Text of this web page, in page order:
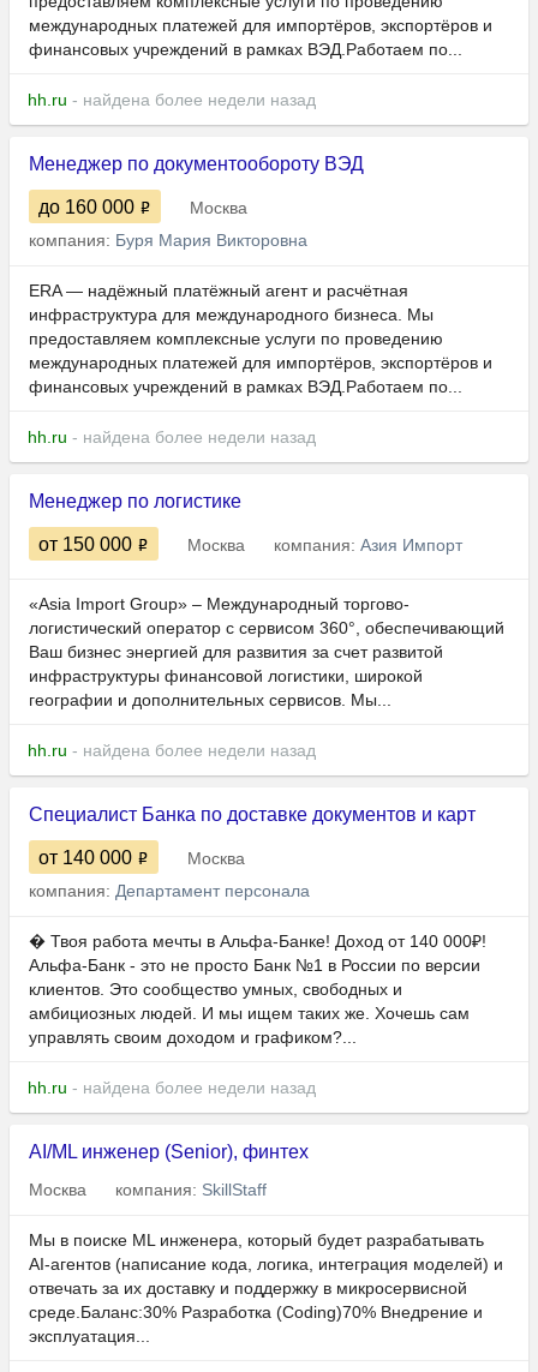
международных платежей для импортёров, экспортёров и
финансовых учреждений в рамках ВЭД.Работаем по...
hh.ru - найдена более недели назад
Менеджер по документообороту ВЭД
до 160 000
Москва
компания: Буря Мария Викторовна
ERA — надёжный платёжный агент и расчётная
инфраструктура для международного бизнеса. Мы
предоставляем комплексные услуги по проведению
международных платежей для импортёров, экспортёров и
финансовых учреждений в рамках ВЭД.Работаем по...
hh.ru - найдена более недели назад
Менеджер по логистике
от 150 000 Москва компания: Азия Импорт
«Asia Import Group» – Международный торгово-
логистический оператор с сервисом 360°, обеспечивающий
Ваш бизнес энергией для развития за счет развитой
инфраструктуры финансовой логистики, широкой
географии и дополнительных сервисов. Мы...
hh.ru - найдена более недели назад
Специалист Банка по доставке документов и карт
от 140 000
Москва
компания: Департамент персонала
� Твоя работа мечты в Альфа-Банке! Доход от 140 000₽!
Альфа-Банк - это не просто Банк №1 в России по версии
клиентов. Это сообщество умных, свободных и
амбициозных людей. И мы ищем таких же. Хочешь сам
управлять своим доходом и графиком?...
hh.ru - найдена более недели назад
AI/ML инженер (Senior), финтех
Москва компания: SkillStaff
Мы в поиске ML инженера, который будет разрабатывать
AI-агентов (написание кода, логика, интеграция моделей) и
отвечать за их доставку и поддержку в микросервисной
среде.Баланс:30% Разработка (Coding)70% Внедрение и
эксплуатация...